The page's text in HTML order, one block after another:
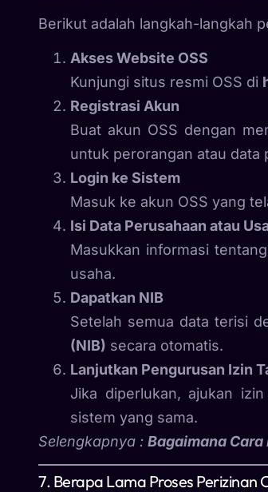
Berikut adalah langkah-langkah
Akses Website OSS
Kunjungi situs resmi OSS di
Registrasi Akun
Buat akun OSS dengan
untuk perorangan atau data
Login ke Sistem
Masuk ke akun OSS yang
Isi Data Perusahaan atau
Masukkan informasi
usaha.
Dapatkan NIB
Setelah semua data terisi
(NIB) secara otomatis.
Lanjutkan Pengurusan Izin
Jika diperlukan, ajukan
sistem yang sama.
Selengkapnya : Bagaimana Cara
7. Berapa Lama Proses Perizinan